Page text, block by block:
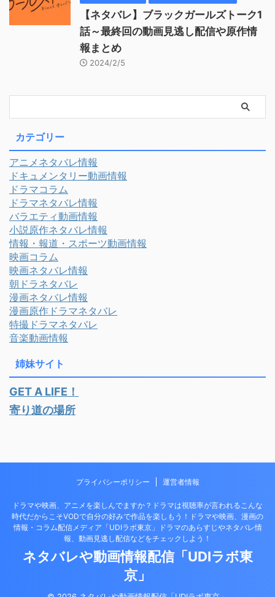
【ネタバレ】ブラックガールズトーク1
話～最終回の動画見逃し配信や原作情
報まとめ
2024/2/5
カテゴリー
アニメネタバレ情報
ドキュメンタリー動画情報
ドラマコラム
ドラマネタバレ情報
バラエティ動画情報
小説原作ネタバレ情報
情報・報道・スポーツ動画情報
映画コラム
映画ネタバレ情報
朝ドラネタバレ
漫画ネタバレ情報
漫画原作ドラマネタバレ
特撮ドラマネタバレ
音楽動画情報
姉妹サイト
GET A LIFE！
寄り道の場所
プライバシーポリシー 運営者情報
ドラマや映画、アニメを楽しんでますか？ドラマは視聴率が言われるこんな
時代だからこそVODで自分の好みで作品を楽しもう！ドラマや映画、漫画の
情報・コラム配信メディア「UDIラボ東京」ドラマのあらすじやネタバレ情
報、動画見逃し配信などをチェックしよう！
ネタバレや動画情報配信「UDIラボ東
京」